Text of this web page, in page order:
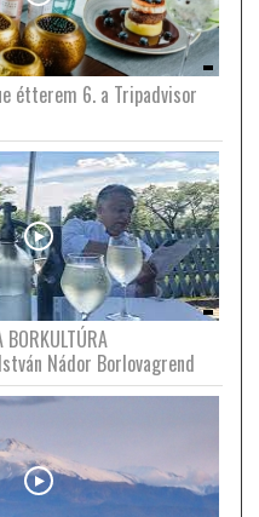
étterem 6. a Tripadvisor
BORKULTÚRA
István Nádor Borlovagrend